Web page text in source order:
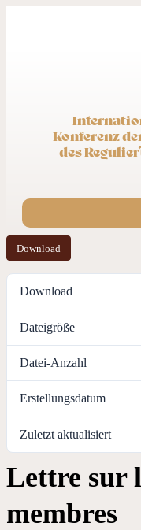
Konferenz
des
Download
Download
Dateigröße
Datei-Anzahl
Erstellungsdatum
Zuletzt aktualisiert
Lettre sur
membres